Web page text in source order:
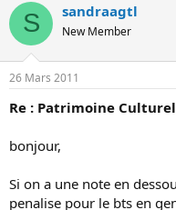
S sandraagtl
New Member
26 Mars 2011
Re : Patrimoine
bonjour,
Si on a une note en
penalise pour le bts en